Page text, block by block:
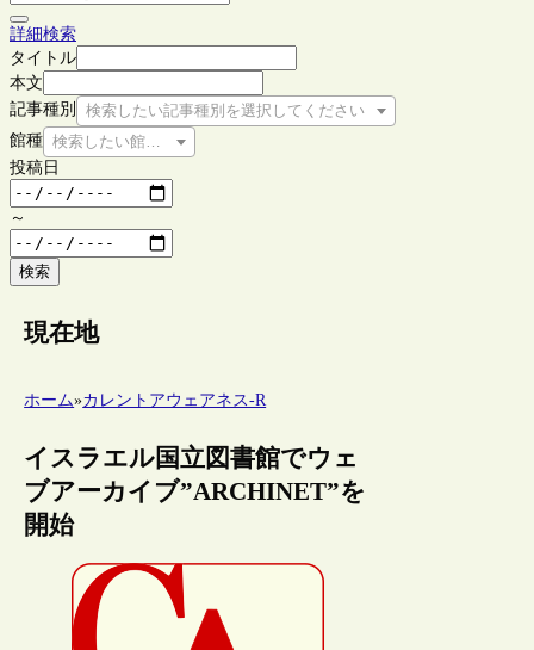
詳細検索
タイトル
本文
記事種別
検索したい記事種別を選択してください
館種 検索したい館種を選択してください
投稿日
～
検索
現在地
ホーム»カレントアウェアネス-R
イスラエル国立図書館でウェ
ブアーカイブ”ARCHINET”を
開始